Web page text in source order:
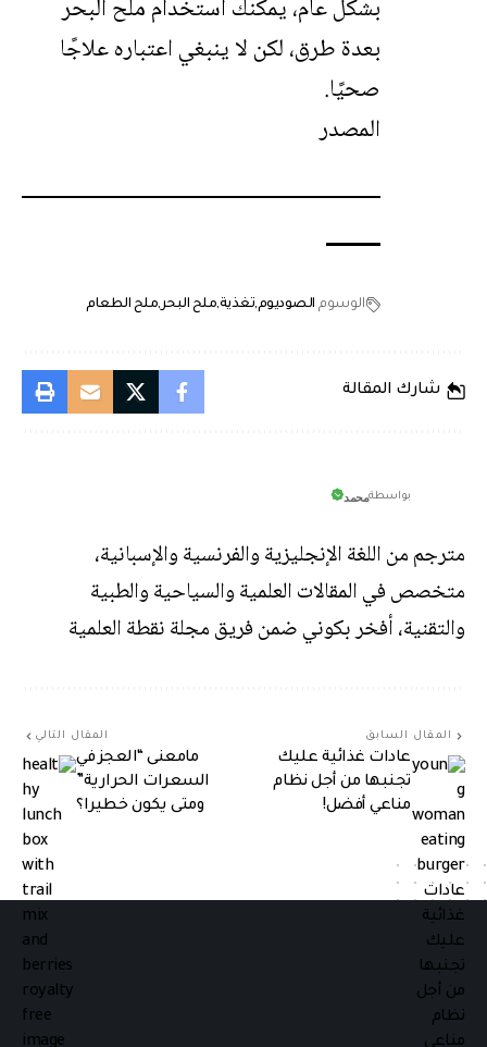
بشكل عام، يمكنك استخدام ملح البحر
بعدة طرق، لكن لا ينبغي اعتباره علاجًا
صحيًا.
المصدر
الوسوم الصوديومتغذيةملح البحرملح الطعام
شارك المقالة
بواسطةمحمد
مترجم من اللغة الإنجليزية والفرنسية والإسبانية،
متخصص في المقالات العلمية والسياحية والطبية
والتقنية، أفخر بكوني ضمن فريق مجلة نقطة العلمية
المقال السابق
عادات غذائية عليك
تجنبها من أجل نظام
مناعي أفضل!
المقال التالي
مامعنى “العجز في
السعرات الحرارية”
ومتى يكون خطيرا؟